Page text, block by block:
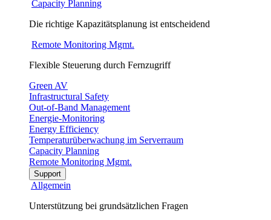
Capacity Planning
Die richtige Kapazitätsplanung ist entscheidend
Remote Monitoring Mgmt.
Flexible Steuerung durch Fernzugriff
Green AV
Infrastructural Safety
Out-of-Band Management
Energie-Monitoring
Energy Efficiency
Temperaturüberwachung im Serverraum
Capacity Planning
Remote Monitoring Mgmt.
Support
Allgemein
Unterstützung bei grundsätzlichen Fragen